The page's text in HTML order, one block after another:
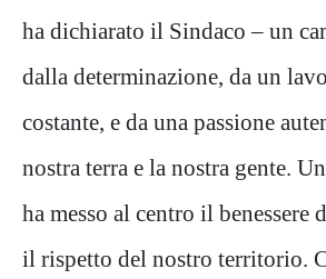
ha dichiarato il Sindaco – un
dalla determinazione, da un
costante, e da una passione
nostra terra e la nostra gente.
ha messo al centro il benessere
il rispetto del nostro territorio.